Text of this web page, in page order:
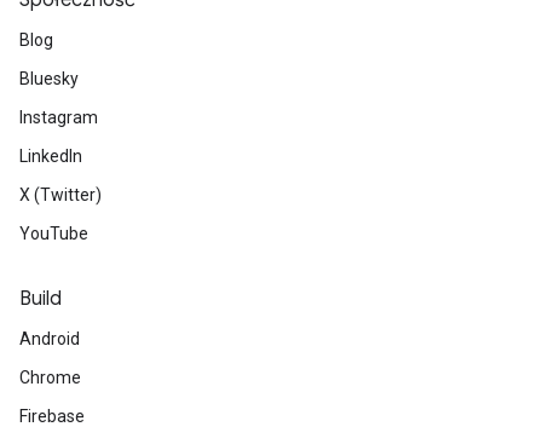
Blog
Bluesky
Instagram
LinkedIn
X (Twitter)
YouTube
Build
Android
Chrome
Firebase